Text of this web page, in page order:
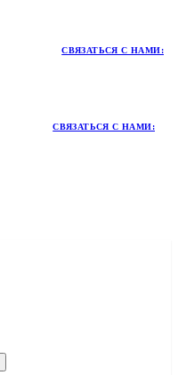
СВЯЗАТЬСЯ С НАМИ:
СВЯЗАТЬСЯ С НАМИ: